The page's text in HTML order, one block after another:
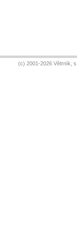
(c) 2001-2026 Větrník,